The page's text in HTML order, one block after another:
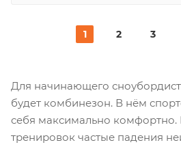
1 2 3
Для начинающего
будет комбинезон. В нём
себя максимально
тренировок частые падения